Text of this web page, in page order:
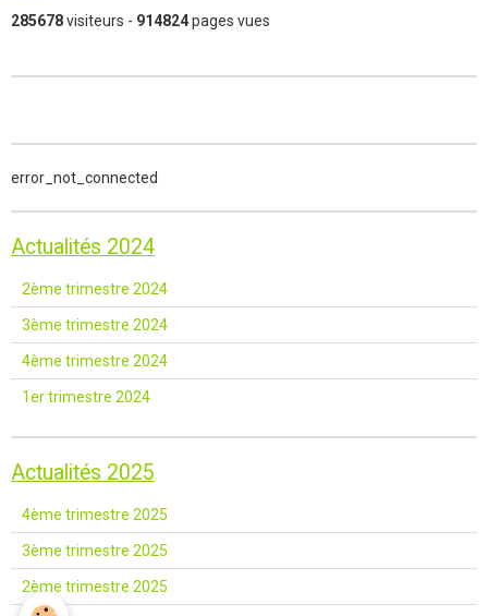
285678visiteurs - 914824pages vues
error_not_connected
Actualités 2024
2ème trimestre 2024
3ème trimestre 2024
4ème trimestre 2024
1er trimestre 2024
Actualités 2025
4ème trimestre 2025
3ème trimestre 2025
2ème trimestre 2025